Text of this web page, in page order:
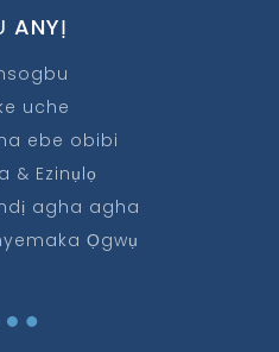
ANYỊ
uche
ebe obibi
& Ezinụlọ
agha agha
Ọgwụ